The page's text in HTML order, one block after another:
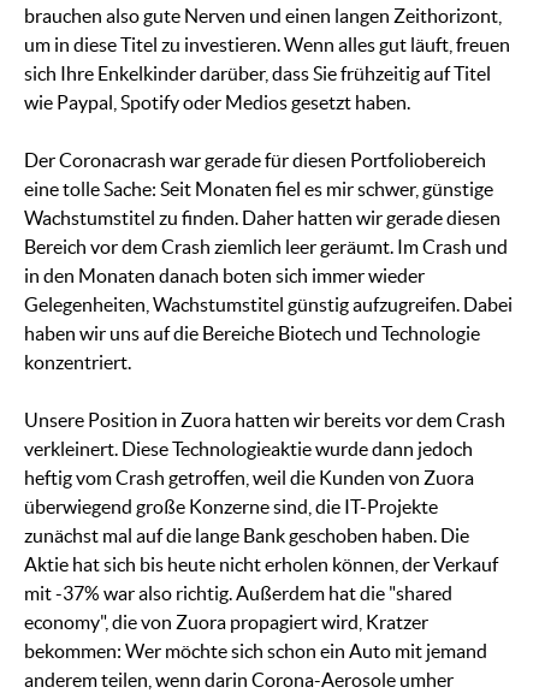
brauchen also gute Nerven und einen langen Zeithorizont,
um in diese Titel zu investieren. Wenn alles gut läuft, freuen
sich Ihre Enkelkinder darüber, dass Sie frühzeitig auf Titel
wie Paypal, Spotify oder Medios gesetzt haben.
Der Coronacrash war gerade für diesen Portfoliobereich
eine tolle Sache: Seit Monaten fiel es mir schwer, günstige
Wachstumstitel zu finden. Daher hatten wir gerade diesen
Bereich vor dem Crash ziemlich leer geräumt. Im Crash und
in den Monaten danach boten sich immer wieder
Gelegenheiten, Wachstumstitel günstig aufzugreifen. Dabei
haben wir uns auf die Bereiche Biotech und Technologie
konzentriert.
Unsere Position in Zuora hatten wir bereits vor dem Crash
verkleinert. Diese Technologieaktie wurde dann jedoch
heftig vom Crash getroffen, weil die Kunden von Zuora
überwiegend große Konzerne sind, die IT-Projekte
zunächst mal auf die lange Bank geschoben haben. Die
Aktie hat sich bis heute nicht erholen können, der Verkauf
mit -37% war also richtig. Außerdem hat die "shared
economy", die von Zuora propagiert wird, Kratzer
bekommen: Wer möchte sich schon ein Auto mit jemand
anderem teilen, wenn darin Corona-Aerosole umher